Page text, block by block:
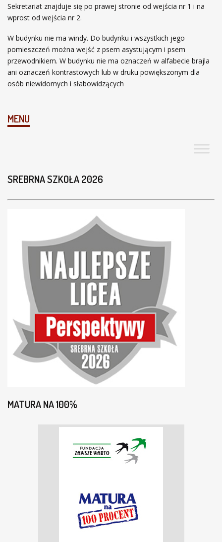
Sekretariat znajduje się po prawej stronie od wejścia nr 1 i na
wprost od wejścia nr 2.
W budynku nie ma windy. Do budynku i wszystkich jego
pomieszczeń można wejść z psem asystującym i psem
przewodnikiem. W budynku nie ma oznaczeń w alfabecie brajla
ani oznaczeń kontrastowych lub w druku powiększonym dla
osób niewidomych i słabowidzących
MENU
SREBRNA SZKOŁA 2026
MATURA NA 100%